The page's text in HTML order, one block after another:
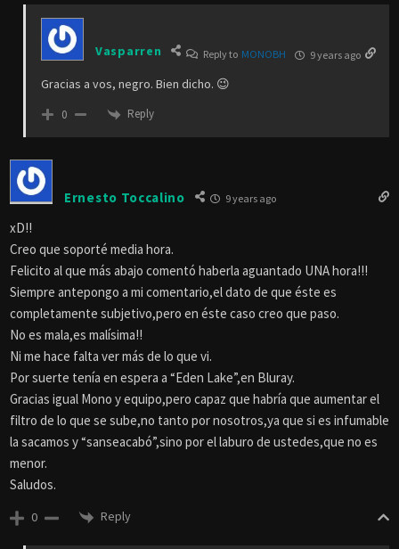
Vasparren Reply to MONOBH 9 years ago
Gracias a vos, negro. Bien dicho. 😉
0 Reply
Ernesto Toccalino 9 years ago
xD!!
Creo que soporté media hora.
Felicito al que más abajo comentó haberla aguantado UNA hora!!!
Siempre antepongo a mi comentario,el dato de que éste es
completamente subjetivo,pero en éste caso creo que paso.
No es mala,es malísima!!
Ni me hace falta ver más de lo que vi.
Por suerte tenía en espera a “Eden Lake”,en Bluray.
Gracias igual Mono y equipo,pero capaz que habría que aumentar el
filtro de lo que se sube,no tanto por nosotros,ya que si es infumable
la sacamos y “sanseacabó”,sino por el laburo de ustedes,que no es
menor.
Saludos.
0 Reply